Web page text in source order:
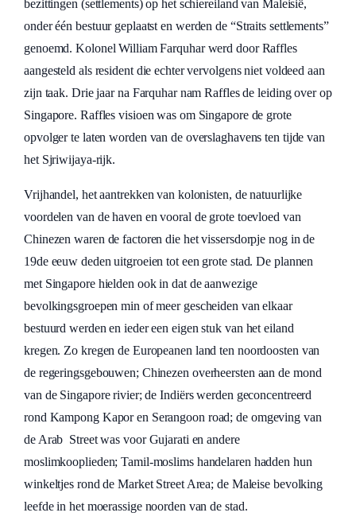
bezittingen (settlements) op het schiereiland van Maleisië,
onder één bestuur geplaatst en werden de “Straits settlements”
genoemd. Kolonel William Farquhar werd door Raffles
aangesteld als resident die echter vervolgens niet voldeed aan
zijn taak. Drie jaar na Farquhar nam Raffles de leiding over op
Singapore. Raffles visioen was om Singapore de grote
opvolger te laten worden van de overslaghavens ten tijde van
het Sjriwijaya-rijk.
Vrijhandel, het aantrekken van kolonisten, de natuurlijke
voordelen van de haven en vooral de grote toevloed van
Chinezen waren de factoren die het vissersdorpje nog in de
19de eeuw deden uitgroeien tot een grote stad. De plannen
met Singapore hielden ook in dat de aanwezige
bevolkingsgroepen min of meer gescheiden van elkaar
bestuurd werden en ieder een eigen stuk van het eiland
kregen. Zo kregen de Europeanen land ten noordoosten van
de regeringsgebouwen; Chinezen overheersten aan de mond
van de Singapore rivier; de Indiërs werden geconcentreerd
rond Kampong Kapor en Serangoon road; de omgeving van
de Arab Street was voor Gujarati en andere
moslimkooplieden; Tamil-moslims handelaren hadden hun
winkeltjes rond de Market Street Area; de Maleise bevolking
leefde in het moerassige noorden van de stad.